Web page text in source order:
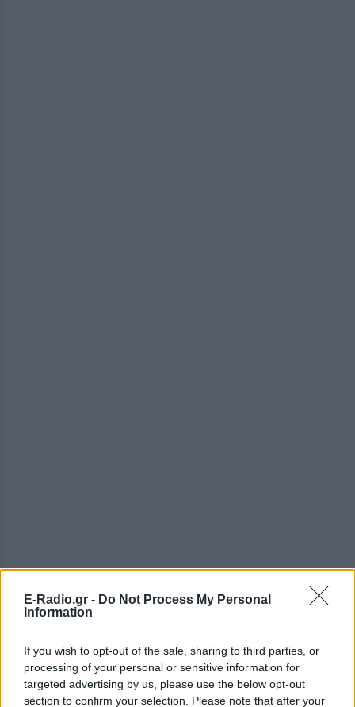
E-Radio.gr - Do Not Process My Personal
Information
If you wish to opt-out of the sale, sharing to third parties, or
processing of your personal or sensitive information for
targeted advertising by us, please use the below opt-out
section to confirm your selection. Please note that after your